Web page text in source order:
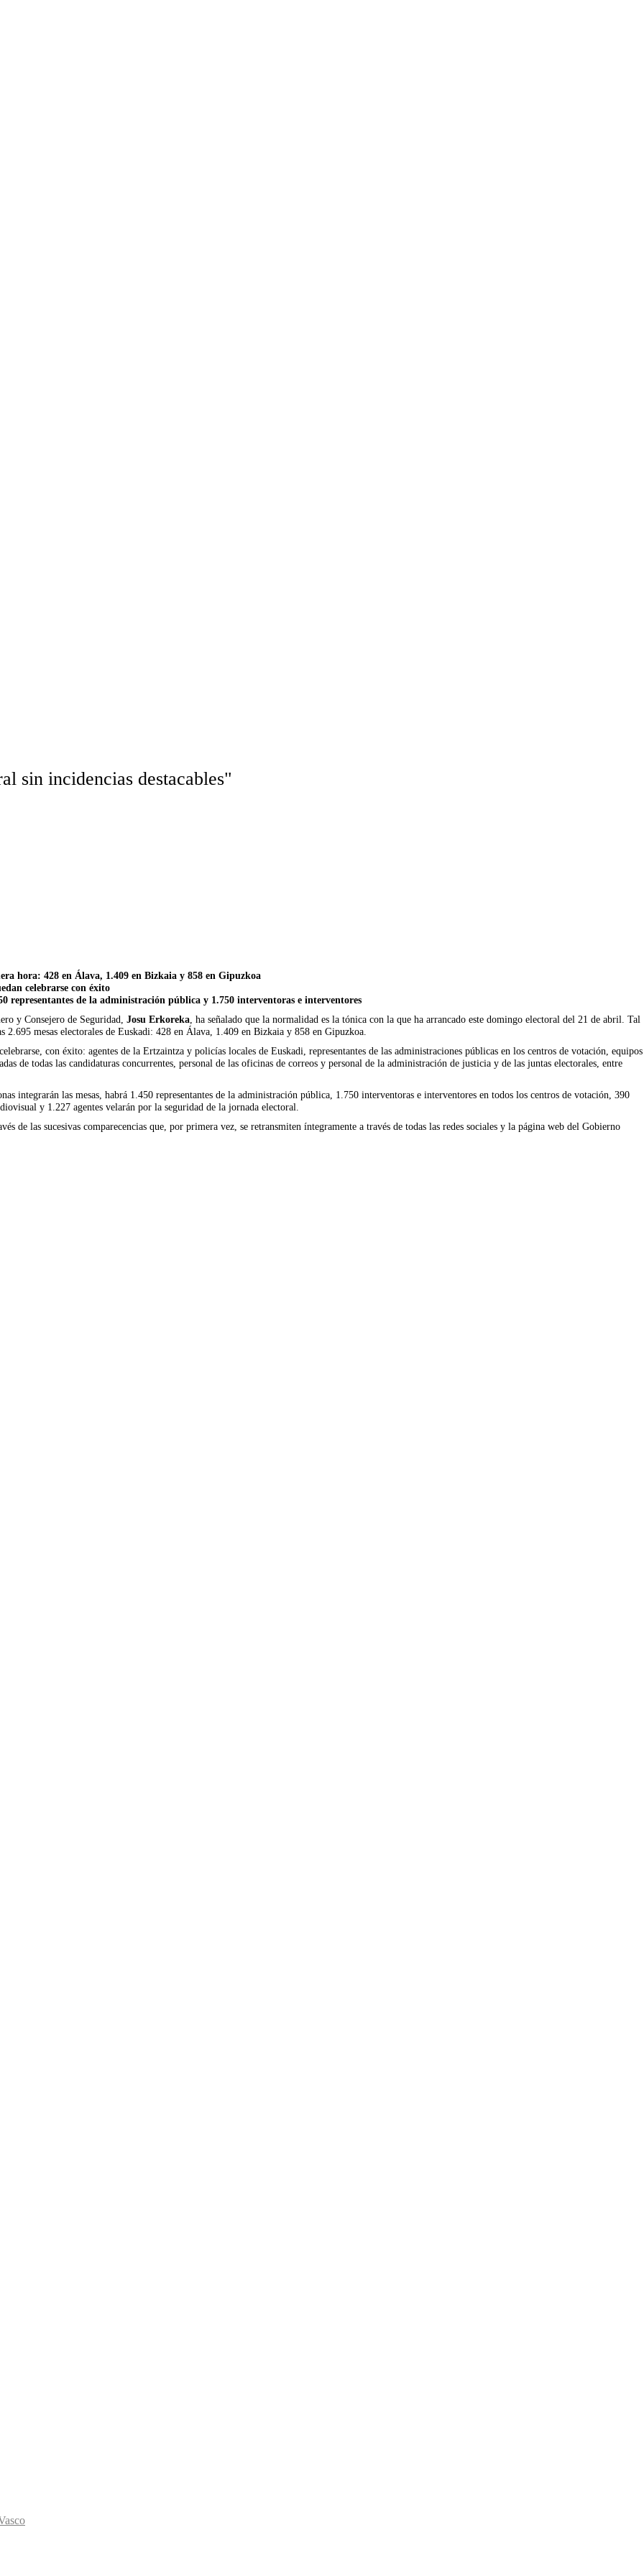
sin incidencias destacables"
hora: 428 en Álava, 1.409 en Bizkaia y 858 en Gipuzkoa
celebrarse con éxito
representantes de la administración pública y 1.750 interventoras e interventores
y Consejero de Seguridad, Josu Erkoreka , ha señalado que la normalidad es la tónica con la que ha arrancado este domingo electoral del 21 de abril. Tal
mesas electorales de Euskadi: 428 en Álava, 1.409 en Bizkaia y 858 en Gipuzkoa.
con éxito: agentes de la Ertzaintza y policías locales de Euskadi, representantes de las administraciones públicas en los centros de votación, equipos
de todas las candidaturas concurrentes, personal de las oficinas de correos y personal de la administración de justicia y de las juntas electorales, entre
integrarán las mesas, habrá 1.450 representantes de la administración pública, 1.750 interventoras e interventores en todos los centros de votación, 390
y 1.227 agentes velarán por la seguridad de la jornada electoral.
de las sucesivas comparecencias que, por primera vez, se retransmiten íntegramente a través de todas las redes sociales y la página web del Gobierno